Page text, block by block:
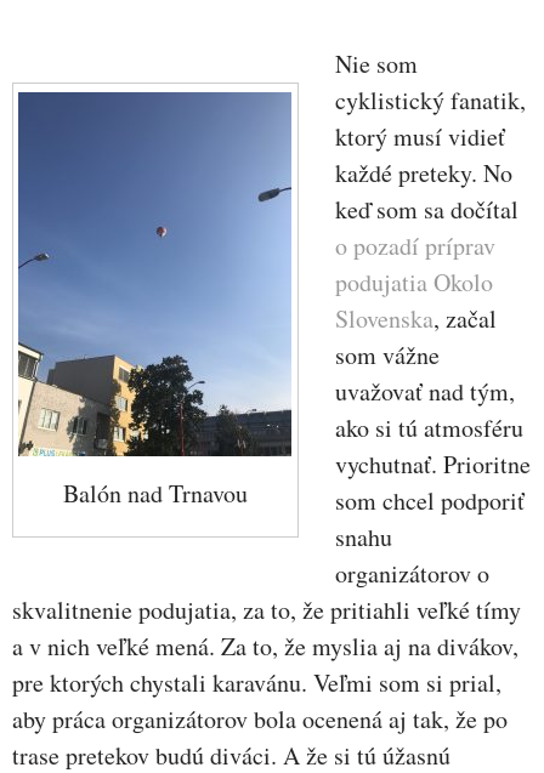
Balón nad Trnavou
Nie som
cyklistický fanatik,
ktorý musí vidieť
každé preteky. No
keď som sa dočítal
o pozadí príprav
podujatia Okolo
Slovenska, začal
som vážne
uvažovať nad tým,
ako si tú atmosféru
vychutnať. Prioritne
som chcel podporiť
snahu
organizátorov o
skvalitnenie podujatia, za to, že pritiahli veľké tímy
a v nich veľké mená. Za to, že myslia aj na divákov,
pre ktorých chystali karavánu. Veľmi som si prial,
aby práca organizátorov bola ocenená aj tak, že po
trase pretekov budú diváci. A že si tú úžasnú